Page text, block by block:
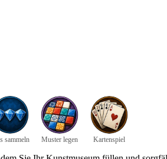
sammeln Muster legen Kartenspiel